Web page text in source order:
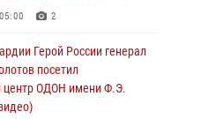
память товарищей,
5
Росгвардии прошли
генерала армии
2
Герой России генерал
посетил
центр ОДОН имени Ф.Э.